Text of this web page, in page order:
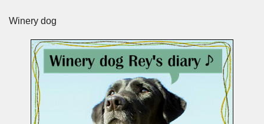
Winery dog